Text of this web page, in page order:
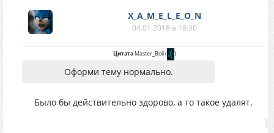
X_A_M_E_L_E_O_N
04.01.2018 в 18:30
ЦитатаMaster_Boli( )
Оформи тему нормально.
Было бы действительно здорово, а то такое удалят.